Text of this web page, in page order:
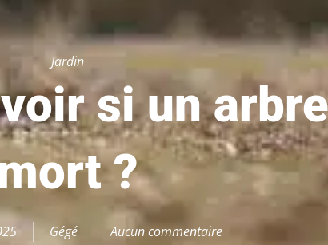
Jardin
si un
?
Gégé Aucun commentaire